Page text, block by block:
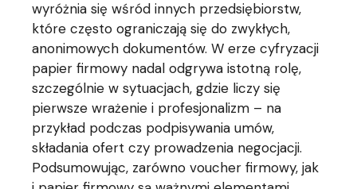
wyróżnia się wśród innych przedsiębiorstw,
które często ograniczają się do zwykłych,
anonimowych dokumentów. W erze cyfryzacji
papier firmowy nadal odgrywa istotną rolę,
szczególnie w sytuacjach, gdzie liczy się
pierwsze wrażenie i profesjonalizm – na
przykład podczas podpisywania umów,
składania ofert czy prowadzenia negocjacji.
Podsumowując, zarówno voucher firmowy, jak